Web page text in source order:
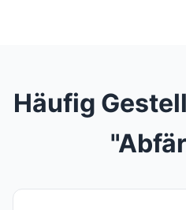
Häufig